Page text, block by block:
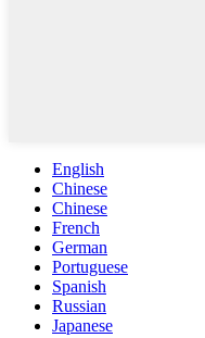
English
Chinese
Chinese
French
German
Portuguese
Spanish
Russian
Japanese